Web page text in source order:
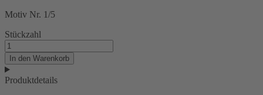
Motiv Nr. 1/5
Stückzahl
Postkarte
–
Nr.
1
–
In den Warenkorb
Produktdetails